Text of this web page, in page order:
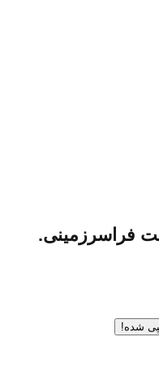
فراسرزمینی.
شده!